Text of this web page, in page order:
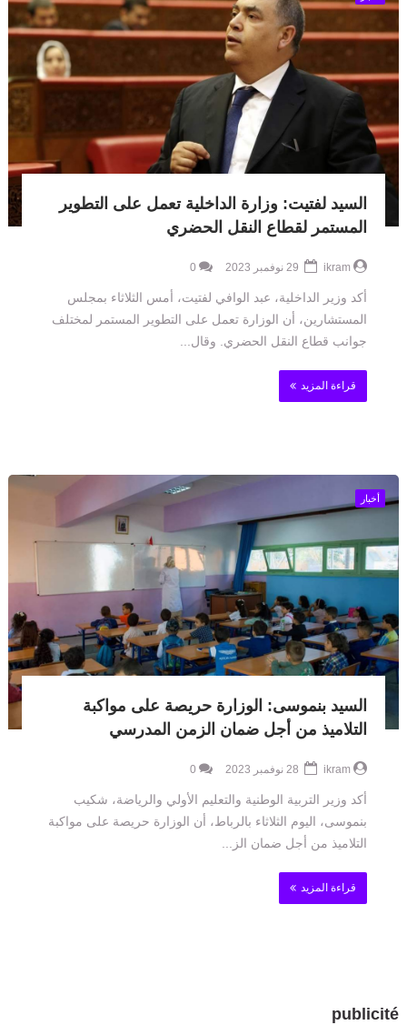
السيد لفتيت: وزارة الداخلية تعمل على التطوير
المستمر لقطاع النقل الحضري
ikram
0
أكد وزير الداخلية، عبد الوافي لفتيت، أمس الثلاثاء بمجلس
المستشارين، أن الوزارة تعمل على التطوير المستمر لمختلف
جوانب قطاع النقل الحضري. وقال...
قراءة المزيد
أخبار
السيد بنموسى: الوزارة حريصة على مواكبة
التلاميذ من أجل ضمان الزمن المدرسي
ikram
0
أكد وزير التربية الوطنية والتعليم الأولي والرياضة، شكيب
بنموسى، اليوم الثلاثاء بالرباط، أن الوزارة حريصة على مواكبة
التلاميذ من أجل ضمان الز...
قراءة المزيد
publicité